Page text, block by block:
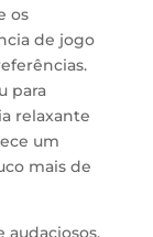
os
de jogo
para
relaxante
um
mais de
audaciosos,